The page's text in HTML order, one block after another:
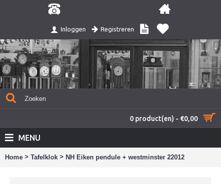
Inloggen Registreren
0 product(en) - €0,00
MENU
Home > Tafelklok > NH Eiken pendule + westminster 22012